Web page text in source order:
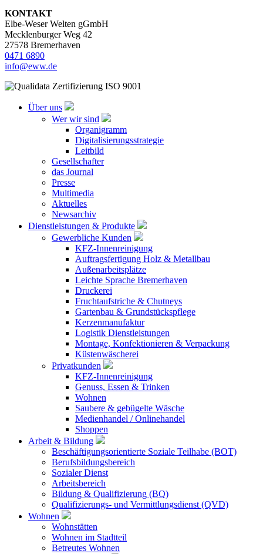
KONTAKT
Elbe-Weser Welten gGmbH
Mecklenburger Weg 42
27578 Bremerhaven
0471 6890
info@eww.de
Über uns
Wer wir sind
Organigramm
Digitalisierungsstrategie
Leitbild
Gesellschafter
das Journal
Presse
Multimedia
Aktuelles
Newsarchiv
Dienstleistungen & Produkte
Gewerbliche Kunden
KFZ-Innenreinigung
Auftragsfertigung Holz & Metallbau
Außenarbeitsplätze
Leichte Sprache Bremerhaven
Druckerei
Fruchtaufstriche & Chutneys
Gartenbau & Grundstückspflege
Kerzenmanufaktur
Logistik Dienstleistungen
Montage, Konfektionieren & Verpackung
Küstenwäscherei
Privatkunden
KFZ-Innenreinigung
Genuss, Essen & Trinken
Wohnen
Saubere & gebügelte Wäsche
Medienhandel / Onlinehandel
Shoppen
Arbeit & Bildung
Beschäftigungsorientierte Soziale Teilhabe (BOT)
Berufsbildungsbereich
Sozialer Dienst
Arbeitsbereich
Bildung & Qualifizierung (BQ)
Qualifizierungs- und Vermittlungsdienst (QVD)
Wohnen
Wohnstätten
Wohnen im Stadtteil
Betreutes Wohnen